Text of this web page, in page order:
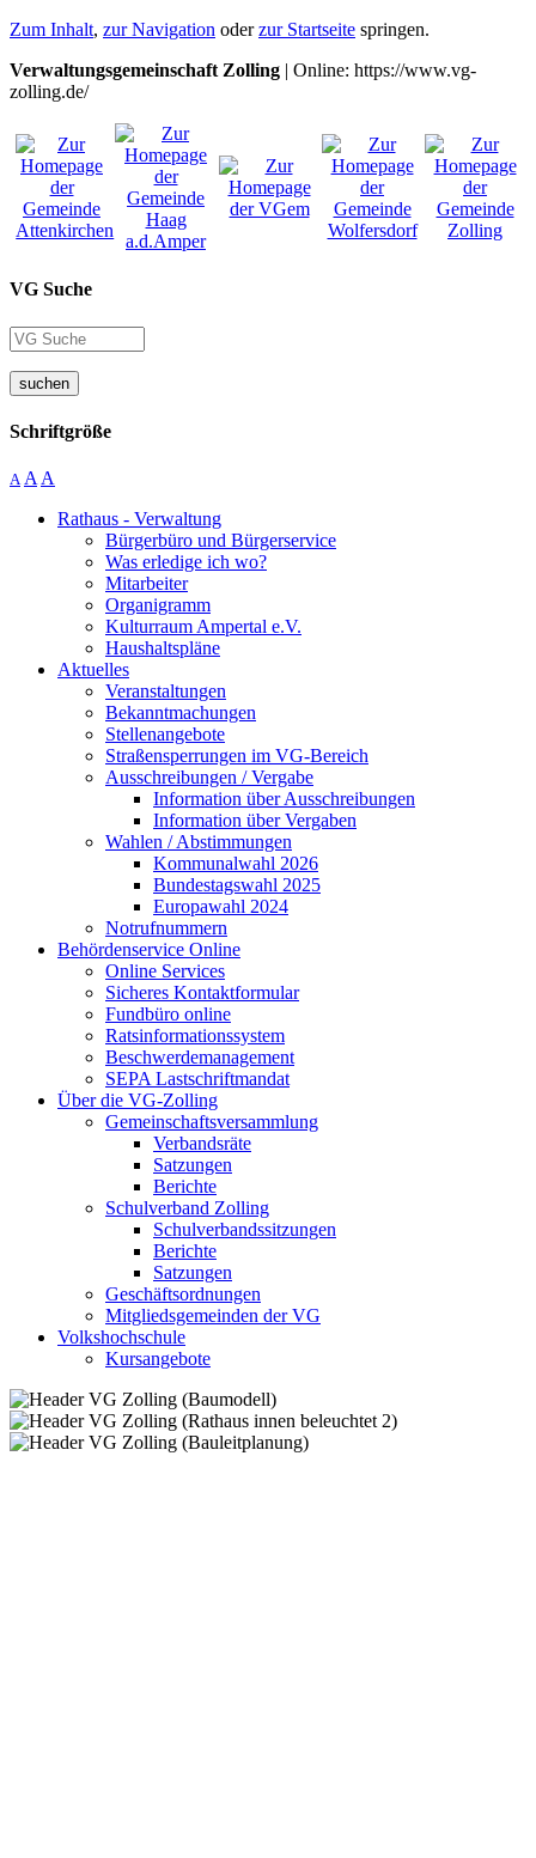
Zum Inhalt, zur Navigation oderzur Startseite springen.
Verwaltungsgemeinschaft Zolling | Online: https://www.vg-
zolling.de/
VG Suche
suchen
Schriftgröße
A A A
Rathaus - Verwaltung
Bürgerbüro und Bürgerservice
Was erledige ich wo?
Mitarbeiter
Organigramm
Kulturraum Ampertal e.V.
Haushaltspläne
Aktuelles
Veranstaltungen
Bekanntmachungen
Stellenangebote
Straßensperrungen im VG-Bereich
Ausschreibungen / Vergabe
Information über Ausschreibungen
Information über Vergaben
Wahlen / Abstimmungen
Kommunalwahl 2026
Bundestagswahl 2025
Europawahl 2024
Notrufnummern
Behördenservice Online
Online Services
Sicheres Kontaktformular
Fundbüro online
Ratsinformationssystem
Beschwerdemanagement
SEPA Lastschriftmandat
Über die VG-Zolling
Gemeinschaftsversammlung
Verbandsräte
Satzungen
Berichte
Schulverband Zolling
Schulverbandssitzungen
Berichte
Satzungen
Geschäftsordnungen
Mitgliedsgemeinden der VG
Volkshochschule
Kursangebote